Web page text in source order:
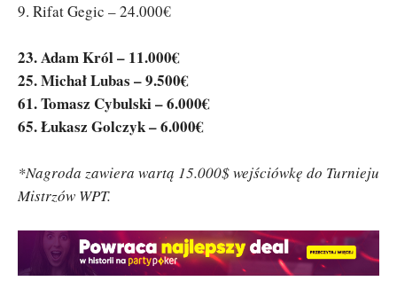
9. Rifat Gegic – 24.000€
23. Adam Król – 11.000€
25. Michał Lubas – 9.500€
61. Tomasz Cybulski – 6.000€
65. Łukasz Golczyk – 6.000€
*Nagroda zawiera wartą 15.000$ wejściówkę do Turnieju
Mistrzów WPT.